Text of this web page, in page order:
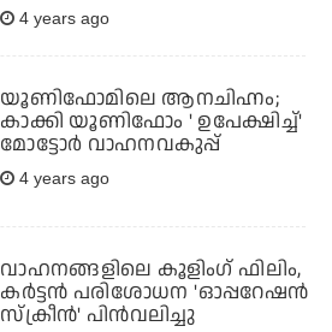
4 years ago
യൂണിഫോമിലെ ആനചിഹ്നം;
കാക്കി യൂണിഫോം ' ഉപേക്ഷിച്ച്'
മോട്ടോര്‍ വാഹനവകുപ്പ്
4 years ago
വാഹനങ്ങളിലെ കൂളിംഗ് ഫിലിം,
കര്‍ട്ടന്‍ പരിശോധന 'ഓപ്പറേഷന്‍
സ്‌ക്രീന്‍' പിന്‍വലിച്ചു